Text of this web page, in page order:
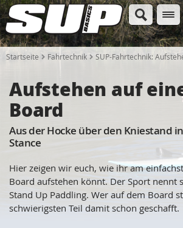
Startseite Fahrtechnik SUP-Fahrtechnik:
Aufstehen auf
Board
Aus der Hocke über den Kniestand
Stance
Hier zeigen wir euch, wie ihr am
Board aufstehen könnt. Der Sport nennt
Stand Up Paddling. Wer auf dem Board
schwierigsten Teil damit schon geschafft.